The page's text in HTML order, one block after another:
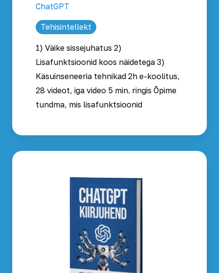
ChatGPT
Tehisintellekt
1) Väike sissejuhatus 2)
Lisafunktsioonid koos näidetega 3)
Käsuinseneeria tehnikad 2h e-koolitus,
28 videot, iga video 5 min. ringis Õpime
tundma, mis lisafunktsioonid